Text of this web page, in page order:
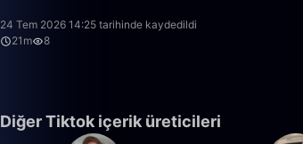
24 Tem 2026 14:25 tarihinde kaydedildi
21m
8
Diğer Tiktok içerik üreticileri